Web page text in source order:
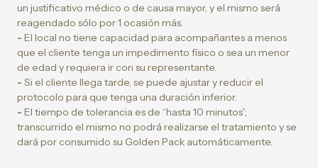
un justificativo médico o de causa mayor, y el mismo será
reagendado sólo por 1 ocasión más.
- El local no tiene capacidad para acompañantes a menos
que el cliente tenga un impedimento físico o sea un menor
de edad y requiera ir con su representante.
- Si el cliente llega tarde, se puede ajustar y reducir el
protocolo para que tenga una duración inferior.
- El tiempo de tolerancia es de “hasta 10 minutos”;
transcurrido el mismo no podrá realizarse el tratamiento y se
dará por consumido su Golden Pack automáticamente.